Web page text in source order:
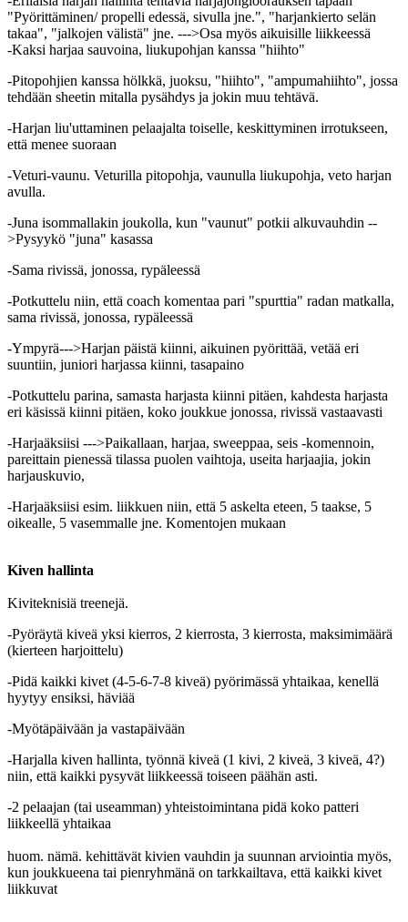
"Pyörittäminen/ propelli edessä, sivulla jne.", "harjankierto selän
takaa", "jalkojen välistä" jne. --->Osa myös aikuisille liikkeessä
-Kaksi harjaa sauvoina, liukupohjan kanssa "hiihto"
-Pitopohjien kanssa hölkkä, juoksu, "hiihto", "ampumahiihto", jossa
tehdään sheetin mitalla pysähdys ja jokin muu tehtävä.
-Harjan liu'uttaminen pelaajalta toiselle, keskittyminen irrotukseen,
että menee suoraan
-Veturi-vaunu. Veturilla pitopohja, vaunulla liukupohja, veto harjan
avulla.
-Juna isommallakin joukolla, kun "vaunut" potkii alkuvauhdin --
>Pysyykö "juna" kasassa
-Sama rivissä, jonossa, rypäleessä
-Potkuttelu niin, että coach komentaa pari "spurttia" radan matkalla,
sama rivissä, jonossa, rypäleessä
-Ympyrä--->Harjan päistä kiinni, aikuinen pyörittää, vetää eri
suuntiin, juniori harjassa kiinni, tasapaino
-Potkuttelu parina, samasta harjasta kiinni pitäen, kahdesta harjasta
eri käsissä kiinni pitäen, koko joukkue jonossa, rivissä vastaavasti
-Harjaäksiisi --->Paikallaan, harjaa, sweeppaa, seis -komennoin,
pareittain pienessä tilassa puolen vaihtoja, useita harjaajia, jokin
harjauskuvio,
-Harjaäksiisi esim. liikkuen niin, että 5 askelta eteen, 5 taakse, 5
oikealle, 5 vasemmalle jne. Komentojen mukaan
Kiven hallinta
Kiviteknisiä treenejä.
-Pyöräytä kiveä yksi kierros, 2 kierrosta, 3 kierrosta, maksimimäärä
(kierteen harjoittelu)
-Pidä kaikki kivet (4-5-6-7-8 kiveä) pyörimässä yhtaikaa, kenellä
hyytyy ensiksi, häviää
-Myötäpäivään ja vastapäivään
-Harjalla kiven hallinta, työnnä kiveä (1 kivi, 2 kiveä, 3 kiveä, 4?)
niin, että kaikki pysyvät liikkeessä toiseen päähän asti.
-2 pelaajan (tai useamman) yhteistoimintana pidä koko patteri
liikkeellä yhtaikaa
huom. nämä. kehittävät kivien vauhdin ja suunnan arviointia myös,
kun joukkueena tai pienryhmänä on tarkkailtava, että kaikki kivet
liikkuvat